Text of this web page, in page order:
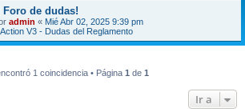
de dudas!
admin « Mié Abr 02, 2025 9:39 pm
Action V3 - Dudas del Reglamento
1 coincidencia • Página 1 de 1
Ir a